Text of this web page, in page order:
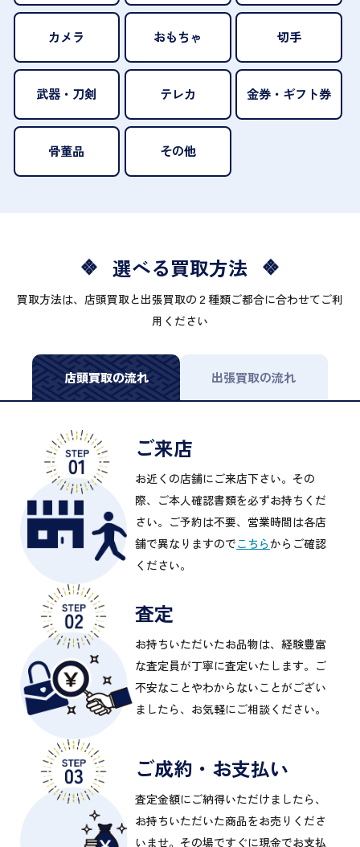
カメラ おもちゃ 切手
武器・刀剣 テレカ 金券・ギフト券
骨董品 その他
選べる買取方法
買取方法は、店頭買取と出張買取の２種類ご都合に合わせてご利
用ください
店頭買取の流れ 出張買取の流れ
ご来店
お近くの店舗にご来店下さい。その
際、ご本人確認書類を必ずお持ちくだ
さい。ご予約は不要、営業時間は各店
舗で異なりますのでこちらからご確認
ください。
査定
お持ちいただいたお品物は、経験豊富
な査定員が丁寧に査定いたします。ご
不安なことやわからないことがござい
ましたら、お気軽にご相談ください。
ご成約・お支払い
査定金額にご納得いただけましたら、
お持ちいただいた商品をお売りくださ
いませ。その場ですぐに現金でお支払